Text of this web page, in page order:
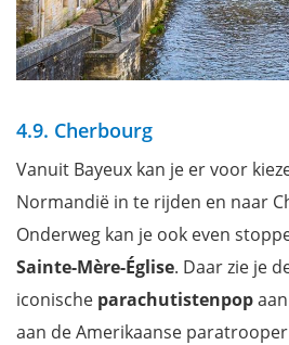
4.9. Cherbourg
Vanuit Bayeux kan je er voor
Normandië in te rijden en naar
Onderweg kan je ook even
Sainte-Mère-Église. Daar zie je
iconische parachutistenpop
aan de Amerikaanse paratrooper